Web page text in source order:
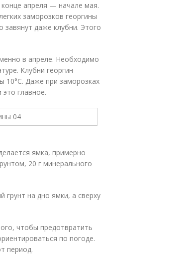
апреля — начале мая.
заморозков георгины
завянут даже клубни. Этого
в апреле. Необходимо
Клубни георгин
10°С. Даже при заморозках
главное.
ямка, примерно
20 г минерального
на дно ямки, а сверху
чтобы предотвратить
по погоде.
период.